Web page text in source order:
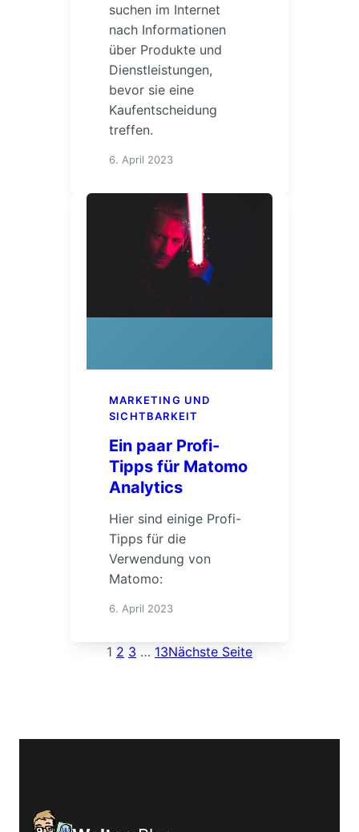
suchen im Internet
nach Informationen
über Produkte und
Dienstleistungen,
bevor sie eine
Kaufentscheidung
treffen.
6. April 2023
MARKETING UND
SICHTBARKEIT
Ein paar Profi-
Tipps für Matomo
Analytics
Hier sind einige Profi-
Tipps für die
Verwendung von
Matomo:
6. April 2023
1 2 3 … 13Nächste Seite